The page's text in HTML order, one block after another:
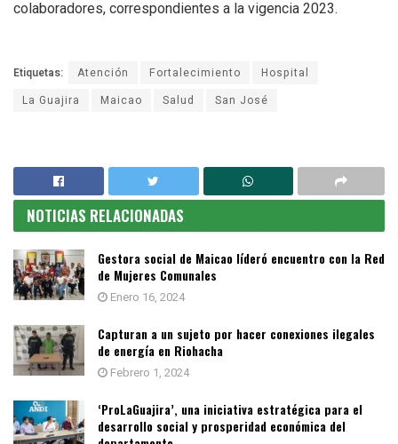
colaboradores, correspondientes a la vigencia 2023.
Etiquetas: Atención Fortalecimiento
Hospital
La Guajira
Maicao Salud San José
NOTICIAS RELACIONADAS
Gestora social de Maicao líderó encuentro con la Red
de Mujeres Comunales
Enero 16, 2024
Capturan a un sujeto por hacer conexiones ilegales
de energía en Riohacha
Febrero 1, 2024
‘ProLaGuajira’, una iniciativa estratégica para el
desarrollo social y prosperidad económica del